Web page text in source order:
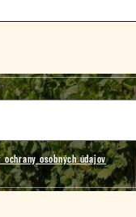
ochrany osobných údajov